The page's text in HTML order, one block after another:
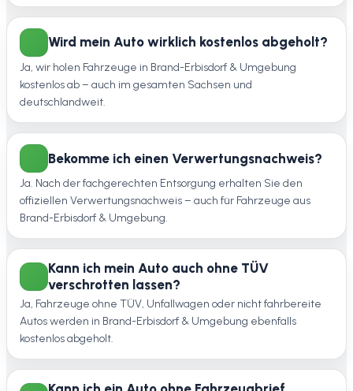
Wird mein Auto wirklich kostenlos abgeholt?
Ja, wir holen Fahrzeuge in Brand-Erbisdorf & Umgebung
kostenlos ab – auch im gesamten Sachsen und
deutschlandweit.
Bekomme ich einen Verwertungsnachweis?
Ja. Nach der fachgerechten Entsorgung erhalten Sie den
offiziellen Verwertungsnachweis – auch für Fahrzeuge aus
Brand-Erbisdorf & Umgebung.
Kann ich mein Auto auch ohne TÜV
verschrotten lassen?
Ja, Fahrzeuge ohne TÜV, Unfallwagen oder nicht fahrbereite
Autos werden in Brand-Erbisdorf & Umgebung ebenfalls
kostenlos abgeholt.